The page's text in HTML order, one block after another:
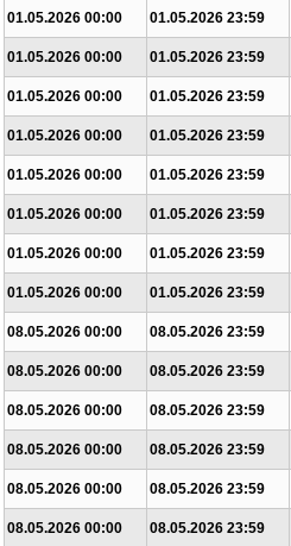
01.05.2026 00:00
01.05.2026 23:59
01.05.2026 00:00
01.05.2026 23:59
01.05.2026 00:00
01.05.2026 23:59
01.05.2026 00:00
01.05.2026 23:59
01.05.2026 00:00
01.05.2026 23:59
01.05.2026 00:00
01.05.2026 23:59
01.05.2026 00:00
01.05.2026 23:59
01.05.2026 00:00
01.05.2026 23:59
08.05.2026 00:00
08.05.2026 23:59
08.05.2026 00:00
08.05.2026 23:59
08.05.2026 00:00
08.05.2026 23:59
08.05.2026 00:00
08.05.2026 23:59
08.05.2026 00:00
08.05.2026 23:59
08.05.2026 00:00
08.05.2026 23:59